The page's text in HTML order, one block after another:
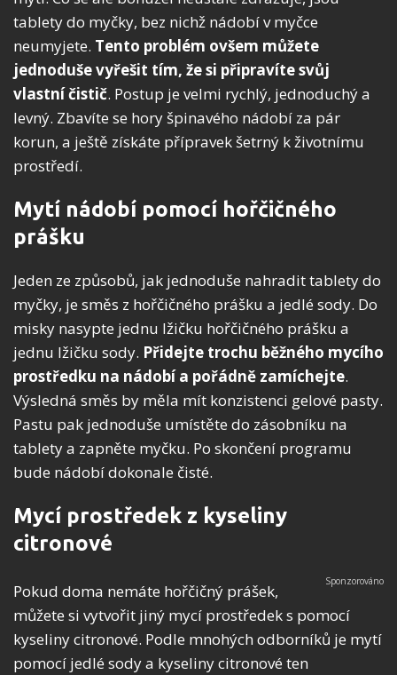
tablety do myčky, bez nichž nádobí v myčce
neumyjete. Tento problém ovšem můžete
jednoduše vyřešit tím, že si připravíte svůj
vlastní čistič. Postup je velmi rychlý, jednoduchý a
levný. Zbavíte se hory špinavého nádobí za pár
korun, a ještě získáte přípravek šetrný k životnímu
prostředí.
Mytí nádobí pomocí hořčičného
prášku
Jeden ze způsobů, jak jednoduše nahradit tablety do
myčky, je směs z hořčičného prášku a jedlé sody. Do
misky nasypte jednu lžičku hořčičného prášku a
jednu lžičku sody. Přidejte trochu běžného mycího
prostředku na nádobí a pořádně zamíchejte.
Výsledná směs by měla mít konzistenci gelové pasty.
Pastu pak jednoduše umístěte do zásobníku na
tablety a zapněte myčku. Po skončení programu
bude nádobí dokonale čisté.
Mycí prostředek z kyseliny
citronové
Pokud doma nemáte hořčičný prášek,
můžete si vytvořit jiný mycí prostředek s pomocí
kyseliny citronové. Podle mnohých odborníků je mytí
pomocí jedlé sody a kyseliny citronové ten